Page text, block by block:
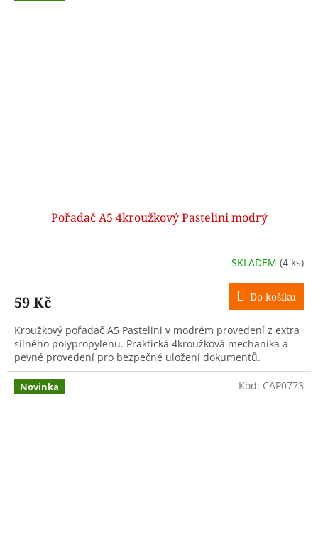
Pořadač A5 4kroužkový Pastelini modrý
SKLADEM (4 ks)
59 Kč Do košíku
Kroužkový pořadač A5 Pastelini v modrém provedení z extra
silného polypropylenu. Praktická 4kroužková mechanika a
pevné provedení pro bezpečné uložení dokumentů.
Novinka Kód: CAP0773